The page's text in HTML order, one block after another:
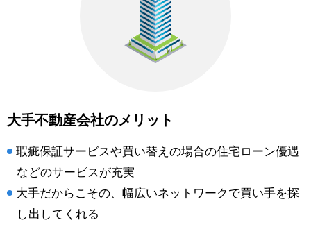
大手不動産会社のメリット
瑕疵保証サービスや買い替えの場合の住宅ローン優遇
などのサービスが充実
大手だからこその、幅広いネットワークで買い手を探
し出してくれる